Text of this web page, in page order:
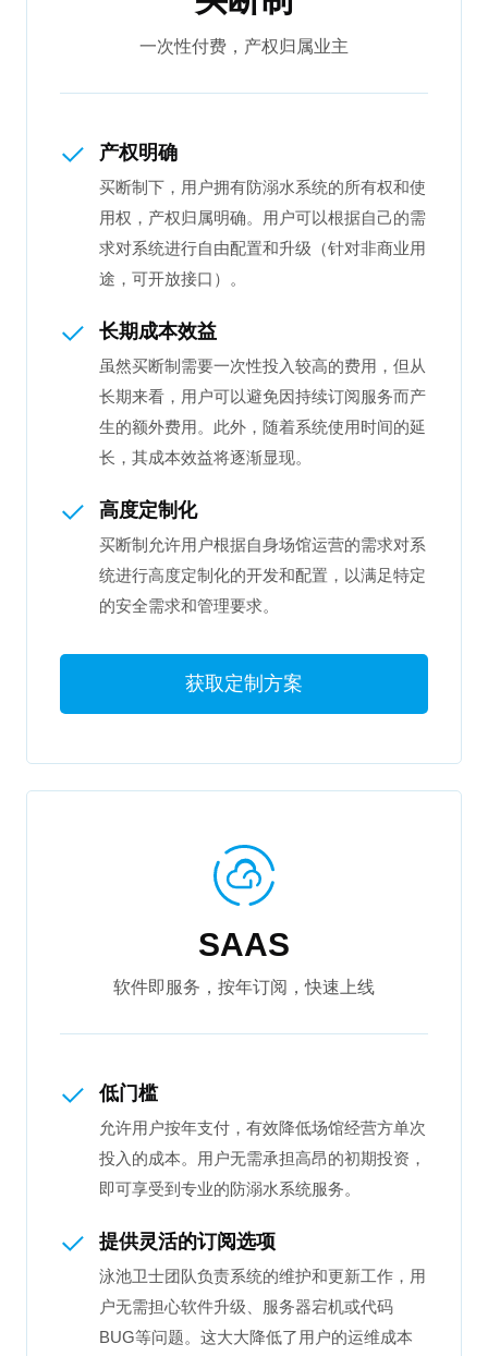
一次性付费，产权归属业主
产权明确
买断制下，用户拥有防溺水系统的所有权和使
用权，产权归属明确。用户可以根据自己的需
求对系统进行自由配置和升级（针对非商业用
途，可开放接口）。
长期成本效益
虽然买断制需要一次性投入较高的费用，但从
长期来看，用户可以避免因持续订阅服务而产
生的额外费用。此外，随着系统使用时间的延
长，其成本效益将逐渐显现。
高度定制化
买断制允许用户根据自身场馆运营的需求对系
统进行高度定制化的开发和配置，以满足特定
的安全需求和管理要求。
获取定制方案
SAAS
软件即服务，按年订阅，快速上线
低门槛
允许用户按年支付，有效降低场馆经营方单次
投入的成本。用户无需承担高昂的初期投资，
即可享受到专业的防溺水系统服务。
提供灵活的订阅选项
泳池卫士团队负责系统的维护和更新工作，用
户无需担心软件升级、服务器宕机或代码
BUG等问题。这大大降低了用户的运维成本